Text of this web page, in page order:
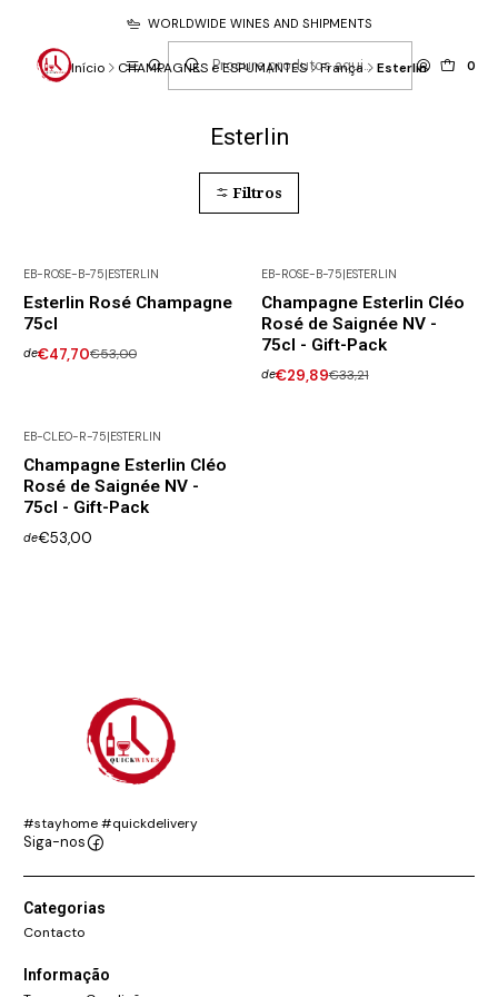
0
WORLDWIDE WINES AND SHIPMENTS
Início CHAMPAGNES e ESPUMANTES França Esterlin
Esterlin
Filtros
Esgotado
EB-ROSE-B-75|ESTERLIN
Esterlin Rosé Champagne
75cl
de€47,70€53,00
Esgotado
EB-ROSE-B-75|ESTERLIN
Champagne Esterlin Cléo
Rosé de Saignée NV -
75cl - Gift-Pack
de€29,89€33,21
EB-CLEO-R-75 ESTERLIN
Champagne Esterlin Cléo
Rosé de Saignée NV -
75cl - Gift-Pack
de€53,00
#stayhome #quickdelivery
Siga-nos
Categorias
Contacto
Informação